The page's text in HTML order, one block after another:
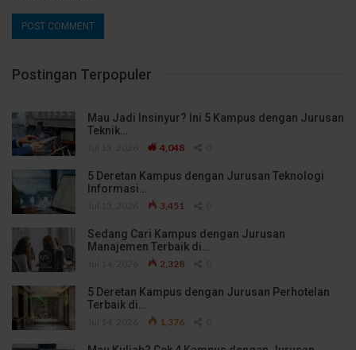
Postingan Terpopuler
Mau Jadi Insinyur? Ini 5 Kampus dengan Jurusan
Teknik…
4,048
5 Deretan Kampus dengan Jurusan Teknologi
Informasi…
3,451
Sedang Cari Kampus dengan Jurusan
Manajemen Terbaik di…
2,328
5 Deretan Kampus dengan Jurusan Perhotelan
Terbaik di…
1,376